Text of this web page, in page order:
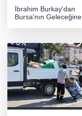
İbrahim Burkay'dan
Bursa'nın Geleceğine